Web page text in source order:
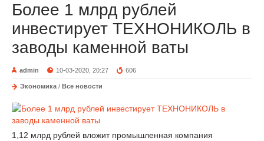
Более 1 млрд рублей
инвестирует ТЕХНОНИКОЛЬ в
заводы каменной ваты
admin 10-03-2020, 20:27 606
Экономика / Все новости
1,12 млрд рублей вложит промышленная компания